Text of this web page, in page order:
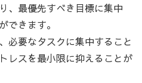
、最優先すべき目標に集中
できます。
必要なタスクに集中すること
レスを最小限に抑えることが